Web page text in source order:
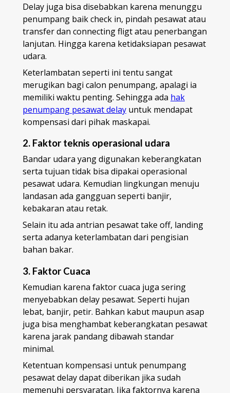
Delay juga bisa disebabkan karena menunggu
penumpang baik check in, pindah pesawat atau
transfer dan connecting fligt atau penerbangan
lanjutan. Hingga karena ketidaksiapan pesawat
udara.
Keterlambatan seperti ini tentu sangat
merugikan bagi calon penumpang, apalagi ia
memiliki waktu penting. Sehingga ada hak
penumpang pesawat delay untuk mendapat
kompensasi dari pihak maskapai.
2. Faktor teknis operasional udara
Bandar udara yang digunakan keberangkatan
serta tujuan tidak bisa dipakai operasional
pesawat udara. Kemudian lingkungan menuju
landasan ada gangguan seperti banjir,
kebakaran atau retak.
Selain itu ada antrian pesawat take off, landing
serta adanya keterlambatan dari pengisian
bahan bakar.
3. Faktor Cuaca
Kemudian karena faktor cuaca juga sering
menyebabkan delay pesawat. Seperti hujan
lebat, banjir, petir. Bahkan kabut maupun asap
juga bisa menghambat keberangkatan pesawat
karena jarak pandang dibawah standar
minimal.
Ketentuan kompensasi untuk penumpang
pesawat delay dapat diberikan jika sudah
memenuhi persyaratan. Jika faktornya karena